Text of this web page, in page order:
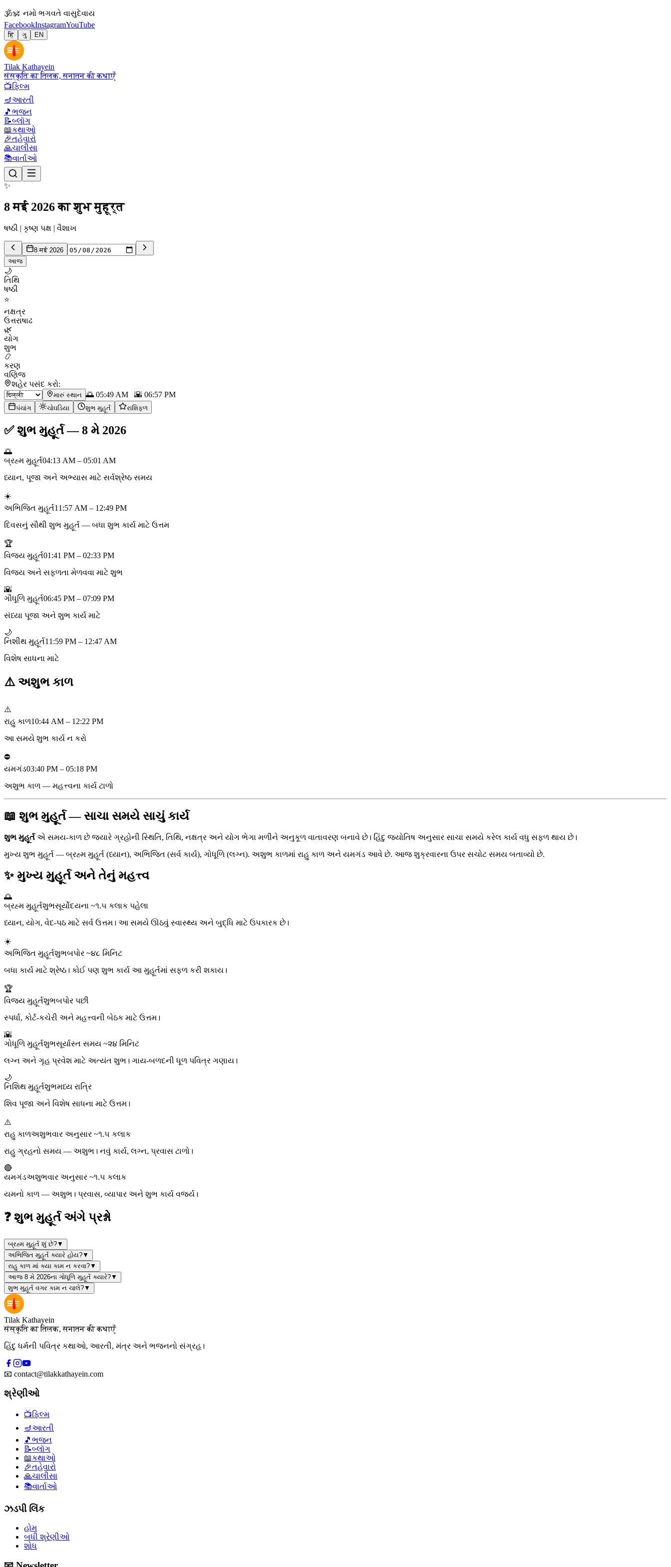
🕉ॐ નમો ભગવતે વાસુદેવાય
FacebookInstagramYouTube
हिं ગુ EN
Tilak Kathayein
संस्कृति का तिलक, सनातन की कथाएँ
📺ફિલ્મ
🪔આરતી
🎵 ભજન
📝બ્લૉગ
📖કથાઓ
🎉તહેવારો
🙏ચાલીસા
📚વાર્તાઓ
✨
8 मई 2026 का शुभ मुहूर्त
ષષ્ઠી | કૃષ્ણ પક્ષ | વૈશાખ
8 मई 2026
આજ
🌙
તિથિ
ષષ્ઠી
⭐
નક્ષત્ર
ઉત્તરાષાઢ
🌿
યોગ
શુભ
📿
કરણ
વણિજ
શહેર પસંદ કરો:
મારું સ્થાન 🌅 05:49 AM 🌇 06:57 PM
પંચાંગ ચોઘડિયા શુભ મુહૂર્ત રાશિફળ
✅ શુભ મુહૂર્ત—8 મે 2026
🌅
બ્રહ્મ મુહૂર્ત04:13 AM – 05:01 AM
ધ્યાન, પૂજા અને અભ્યાસ માટે સર્વશ્રેષ્ઠ સમય
☀️
અભિજિત મુહૂર્ત11:57 AM – 12:49 PM
દિવસનું સૌથી શુભ મુહૂર્ત — બધા શુભ કાર્ય માટે ઉત્તમ
🏆
વિજય મુહૂર્ત01:41 PM – 02:33 PM
વિજય અને સફળતા મેળવવા માટે શુભ
🌇
ગૌધૂળિ મુહૂર્ત06:45 PM – 07:09 PM
સંધ્યા પૂજા અને શુભ કાર્ય માટે
🌙
નિશીથ મુહૂર્ત11:59 PM – 12:47 AM
વિશેષ સાધના માટે
⚠️ અશુભ કાળ
⚠️
રાહુ કાળ10:44 AM – 12:22 PM
આ સમયે શુભ કાર્ય ન કરો
⛔
યમગંડ03:40 PM – 05:18 PM
અશુભ કાળ — મહત્ત્વના કાર્ય ટાળો
📖 શુભ મુહૂર્ત — સાચા સમયે સાચું કાર્ય
શુભ મુહૂર્તએ સમય-કાળ છે જ્યારે ગ્રહોની સ્થિતિ, તિથિ, નક્ષત્ર અને યોગ ભેગા મળીને અનુકૂળ વાતાવરણ બનાવે છે। હિંદુ જ્યોતિષ અનુસાર સાચા સમયે કરેલ કાર્ય વધુ સફળ થાય છે।
મુખ્ય શુભ મુહૂર્ત — બ્રહ્મ મુહૂર્ત (ધ્યાન), અભિજિત (સર્વ કાર્ય), ગોધૂળિ (લગ્ન). અશુભ કાળમાં રાહુ કાળ અને યમગંડ આવે છે. આજ શુક્રવારના ઉપર સચોટ સમય બતાવ્યો છે.
✨ મુખ્ય મુહૂર્ત અને તેનું મહત્ત્વ
🌅
બ્રહ્મ મુહૂર્તશુભસૂર્યોદયના ~૧.૫ કલાક પહેલા
ધ્યાન, યોગ, વેદ-પઠ માટે સર્વ ઉત્તમ। આ સમયે ઊઠવું સ્વાસ્થ્ય અને બુદ્ધિ માટે ઉપકારક છે।
☀️
અભિજિત મુહૂર્તશુભબપોર ~૪૮ મિનિટ
બધા કાર્ય માટે શ્રેષ્ઠ। કોઈ પણ શુભ કાર્ય આ મુહૂર્તમાં સફળ કરી શકાય।
🏆
વિજય મુહૂર્તશુભબપોર પછી
સ્પર્ધા, કોર્ટ-કચેરી અને મહત્ત્વની બેઠક માટે ઉત્તમ।
🌇
ગોધૂળિ મુહૂર્તશુભસૂર્યાસ્ત સમય ~૨૪ મિનિટ
લગ્ન અને ગૃહ પ્રવેશ માટે અત્યંત શુભ। ગાય-બળદની ધૂળ પવિત્ર ગણાય।
🌙
નિશિથ મુહૂર્તશુભમધ્ય રાત્રિ
શિવ પૂજા અને વિશેષ સાધના માટે ઉત્તમ।
⚠️
રાહુ કાળઅશુભવાર અનુસાર ~૧.૫ કલાક
રાહુ ગ્રહનો સમય — અશુભ। નવું કાર્ય, લગ્ન, પ્રવાસ ટાળો।
🔴
યમગંડઅશુભવાર અનુસાર ~૧.૫ કલાક
યમનો કાળ — અશુભ। પ્રવાસ, વ્યાપાર અને શુભ કાર્ય વર્જ્ય।
❓ શુભ મુહૂર્ત અંગે પ્રશ્નો
બ્રહ્મ મુહૂર્ત શું છે?▼
અભિજિત મુહૂર્ત ક્યારે હોય?▼
રાહુ કાળ માં ક્યા કામ ન કરવા?▼
આજ 8 મે 2026ના ગોધૂળિ મુહૂર્ત ક્યારે?▼
શુભ મુહૂર્ત વગર કામ ન ચાલે?▼
Tilak Kathayein
संस्कृति का तिलक, सनातन की कथाएँ
હિંદુ ધર્મની પવિત્ર કથાઓ, આરતી, મંત્ર અને ભજનનો સંગ્રહ।
📧 contact@tilakkathayein.com
શ્રેણીઓ
📺ફિલ્મ
🪔આરતી
🎵 ભજન
📝બ્લૉગ
📖કથાઓ
🎉તહેવારો
🙏ચાલીસા
📚વાર્તાઓ
ઝડપી લિંક
હોમ
બધી શ્રેણીઓ
શોધ